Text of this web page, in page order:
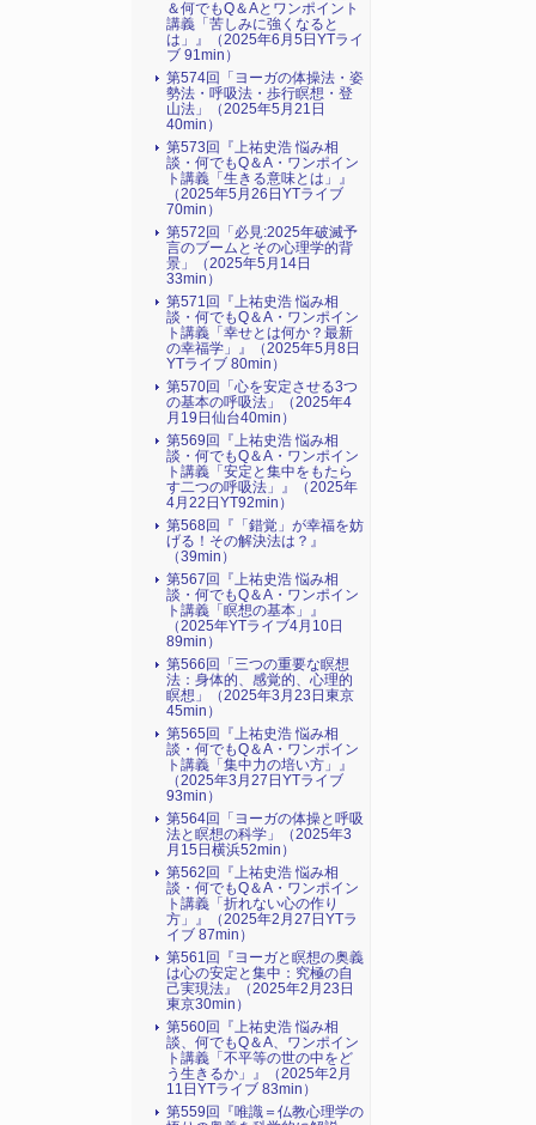
＆何でもQ＆Aとワンポイント
講義「苦しみに強くなると
は」』（2025年6月5日YTライ
ブ 91min）
第574回「ヨーガの体操法・姿
勢法・呼吸法・歩行瞑想・登
山法」（2025年5月21日
40min）
第573回『上祐史浩 悩み相
談・何でもQ＆A・ワンポイン
ト講義「生きる意味とは」』
（2025年5月26日YTライブ
70min）
第572回「必見:2025年破滅予
言のブームとその心理学的背
景」（2025年5月14日
33min）
第571回『上祐史浩 悩み相
談・何でもQ＆A・ワンポイン
ト講義「幸せとは何か？最新
の幸福学」』（2025年5月8日
YTライブ 80min）
第570回「心を安定させる3つ
の基本の呼吸法」（2025年4
月19日仙台40min）
第569回『上祐史浩 悩み相
談・何でもQ＆A・ワンポイン
ト講義「安定と集中をもたら
す二つの呼吸法」』（2025年
4月22日YT92min）
第568回『「錯覚」が幸福を妨
げる！その解決法は？』
（39min）
第567回『上祐史浩 悩み相
談・何でもQ＆A・ワンポイン
ト講義「瞑想の基本」』
（2025年YTライブ4月10日
89min）
第566回「三つの重要な瞑想
法：身体的、感覚的、心理的
瞑想」（2025年3月23日東京
45min）
第565回『上祐史浩 悩み相
談・何でもQ＆A・ワンポイン
ト講義「集中力の培い方」』
（2025年3月27日YTライブ
93min）
第564回「ヨーガの体操と呼吸
法と瞑想の科学」（2025年3
月15日横浜52min）
第562回『上祐史浩 悩み相
談・何でもQ＆A・ワンポイン
ト講義「折れない心の作り
方」』（2025年2月27日YTラ
イブ 87min）
第561回『ヨーガと瞑想の奥義
は心の安定と集中：究極の自
己実現法』（2025年2月23日
東京30min）
第560回『上祐史浩 悩み相
談、何でもQ＆A、ワンポイン
ト講義「不平等の世の中をど
う生きるか」』（2025年2月
11日YTライブ 83min）
第559回『唯識＝仏教心理学の